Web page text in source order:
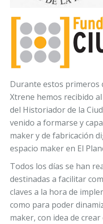
Durante estos primeros
Xtrene hemos recibido
del Historiador de la
venido a formarse y
maker y de fabricación
espacio maker en El
Todos los días se han
destinadas a facilitar
claves a la hora de
como para poder
maker, con idea de